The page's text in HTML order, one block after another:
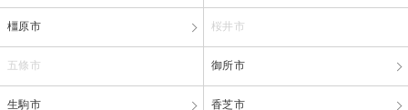
橿原市 桜井市
五條市 御所市
生駒市 香芝市